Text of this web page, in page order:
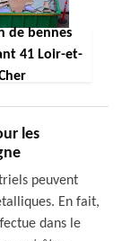
de bennes
41 Loir-et-
les
peuvent
En fait,
dans le